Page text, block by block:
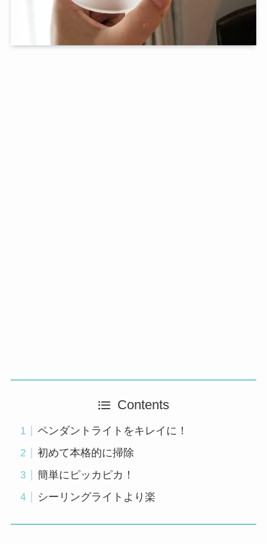
Contents
ペンダントライトをキレイに！
初めて本格的に掃除
簡単にピッカピカ！
シーリングライトより楽